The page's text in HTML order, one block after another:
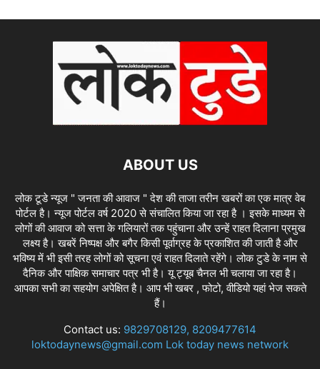
ABOUT US
लोक टूडे न्यूज " जनता की आवाज " देश की ताजा तरीन खबरों का एक मात्र वेब
पोर्टल है। न्यूज पोर्टल वर्ष 2020 से संचालित किया जा रहा है । इसके माध्यम से
लोगों की आवाज को सत्ता के गलियारों तक पहुंचाना और उन्हें राहत दिलाना प्रमुख
लक्ष्य है। खबरें निष्पक्ष और बगैर किसी पूर्वाग्रह के प्रकाशित की जाती है और
भविष्य में भी इसी तरह लोगों को सूचना एवं राहत दिलाते रहेंगे। लोक टुडे के नाम से
दैनिक और पाक्षिक समाचार पत्र भी है। यू ट्यूब चैनल भी चलाया जा रहा है।
आपका सभी का सहयोग अपेक्षित है। आप भी खबर , फोटो, वीडियो यहां भेज सकते
हैं।
Contact us: 9829708129, 8209477614
loktodaynews@gmail.com Lok today news network